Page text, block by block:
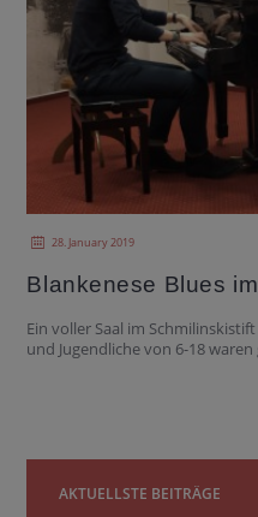
28. January 2019
Blankenese Blues
Ein voller Saal im
und Jugendliche von 6-18
AKTUELLSTE BEITRÄGE